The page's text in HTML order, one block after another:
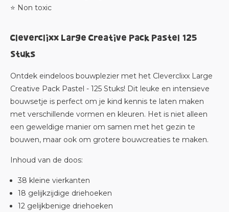
⭐ Non toxic
Cleverclixx Large Creative Pack Pastel 125
Stuks
Ontdek eindeloos bouwplezier met het Cleverclixx Large
Creative Pack Pastel - 125 Stuks! Dit leuke en intensieve
bouwsetje is perfect om je kind kennis te laten maken
met verschillende vormen en kleuren. Het is niet alleen
een geweldige manier om samen met het gezin te
bouwen, maar ook om grotere bouwcreaties te maken.
Inhoud van de doos:
38 kleine vierkanten
18 gelijkzijdige driehoeken
12 gelijkbenige driehoeken